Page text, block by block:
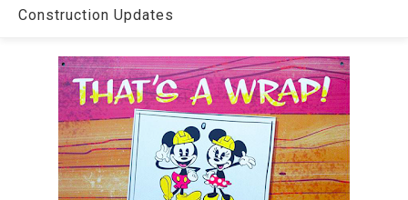
Construction Updates